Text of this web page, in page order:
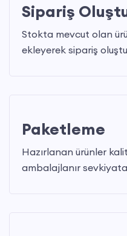
Sipariş
Stokta mevcut olan
ekleyerek sipariş
Paketleme
Hazırlanan ürünler
ambalajlanır